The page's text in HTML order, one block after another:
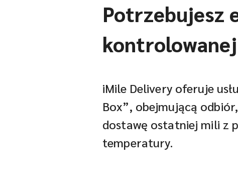
Potrzebujesz
iMile Delivery oferuje
Box”, obejmującą
dostawę ostatniej mili z
temperatury.